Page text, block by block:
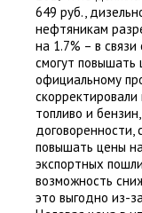
649 руб.,
нефтяникам
на 1.7% – в
смогут повышать
официальному
топливо и
договоренности,
повышать цены
экспортных
возможность
это выгодно из-